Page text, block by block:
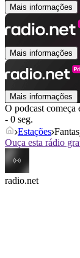
Mais informações
Mais informações
Mais informações
O podcast começa
- 0 seg.
Estações
Ouça esta rádio
radio.net